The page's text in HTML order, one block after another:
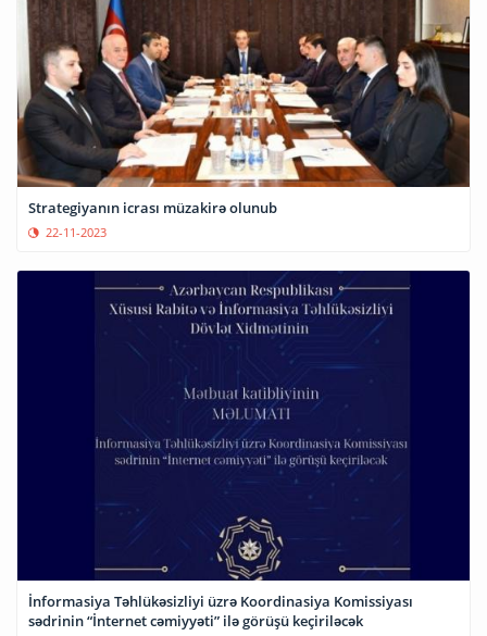
Strategiyanın icrası müzakirə olunub
22-11-2023
İnformasiya Təhlükəsizliyi üzrə Koordinasiya Komissiyası
sədrinin “İnternet cəmiyyəti” ilə görüşü keçiriləcək